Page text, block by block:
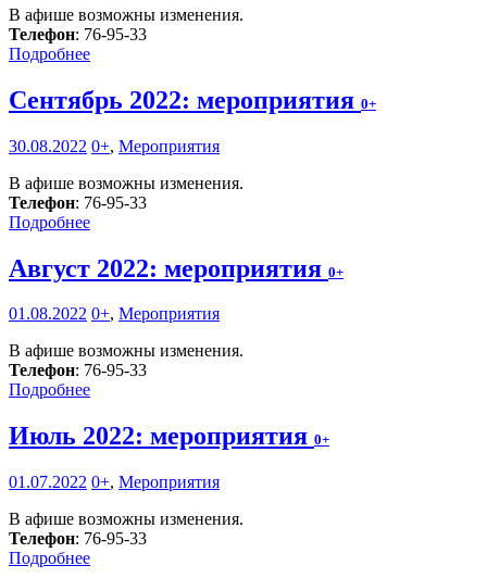
В афише возможны изменения.
Телефон: 76-95-33
Подробнее
Сентябрь 2022: мероприятия 0+
30.08.2022 0+, Мероприятия
В афише возможны изменения.
Телефон: 76-95-33
Подробнее
Август 2022: мероприятия 0+
01.08.2022 0+, Мероприятия
В афише возможны изменения.
Телефон: 76-95-33
Подробнее
Июль 2022: мероприятия 0+
01.07.2022 0+, Мероприятия
В афише возможны изменения.
Телефон: 76-95-33
Подробнее